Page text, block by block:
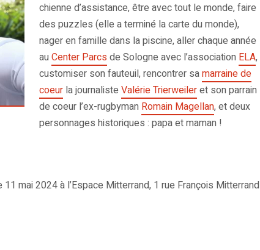
chienne d’assistance, être avec tout le monde, faire
des puzzles (elle a terminé la carte du monde),
nager en famille dans la piscine, aller chaque année
auCenter Parcsde Sologne avec l’association ELA,
customiser son fauteuil, rencontrer samarraine de
coeur la journaliste Valérie Trierweileret son parrain
de coeur l’ex-rugbyman Romain Magellan, et deux
personnages historiques : papa et maman !
11 mai 2024 à l’Espace Mitterrand, 1 rue François Mitterrand